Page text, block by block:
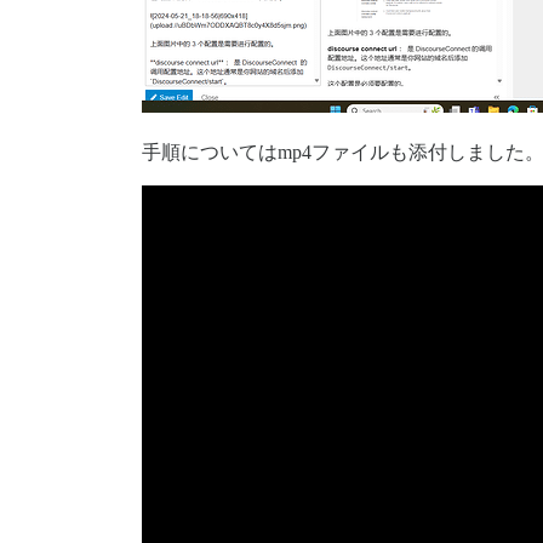
手順についてはmp4ファイルも添付しました。